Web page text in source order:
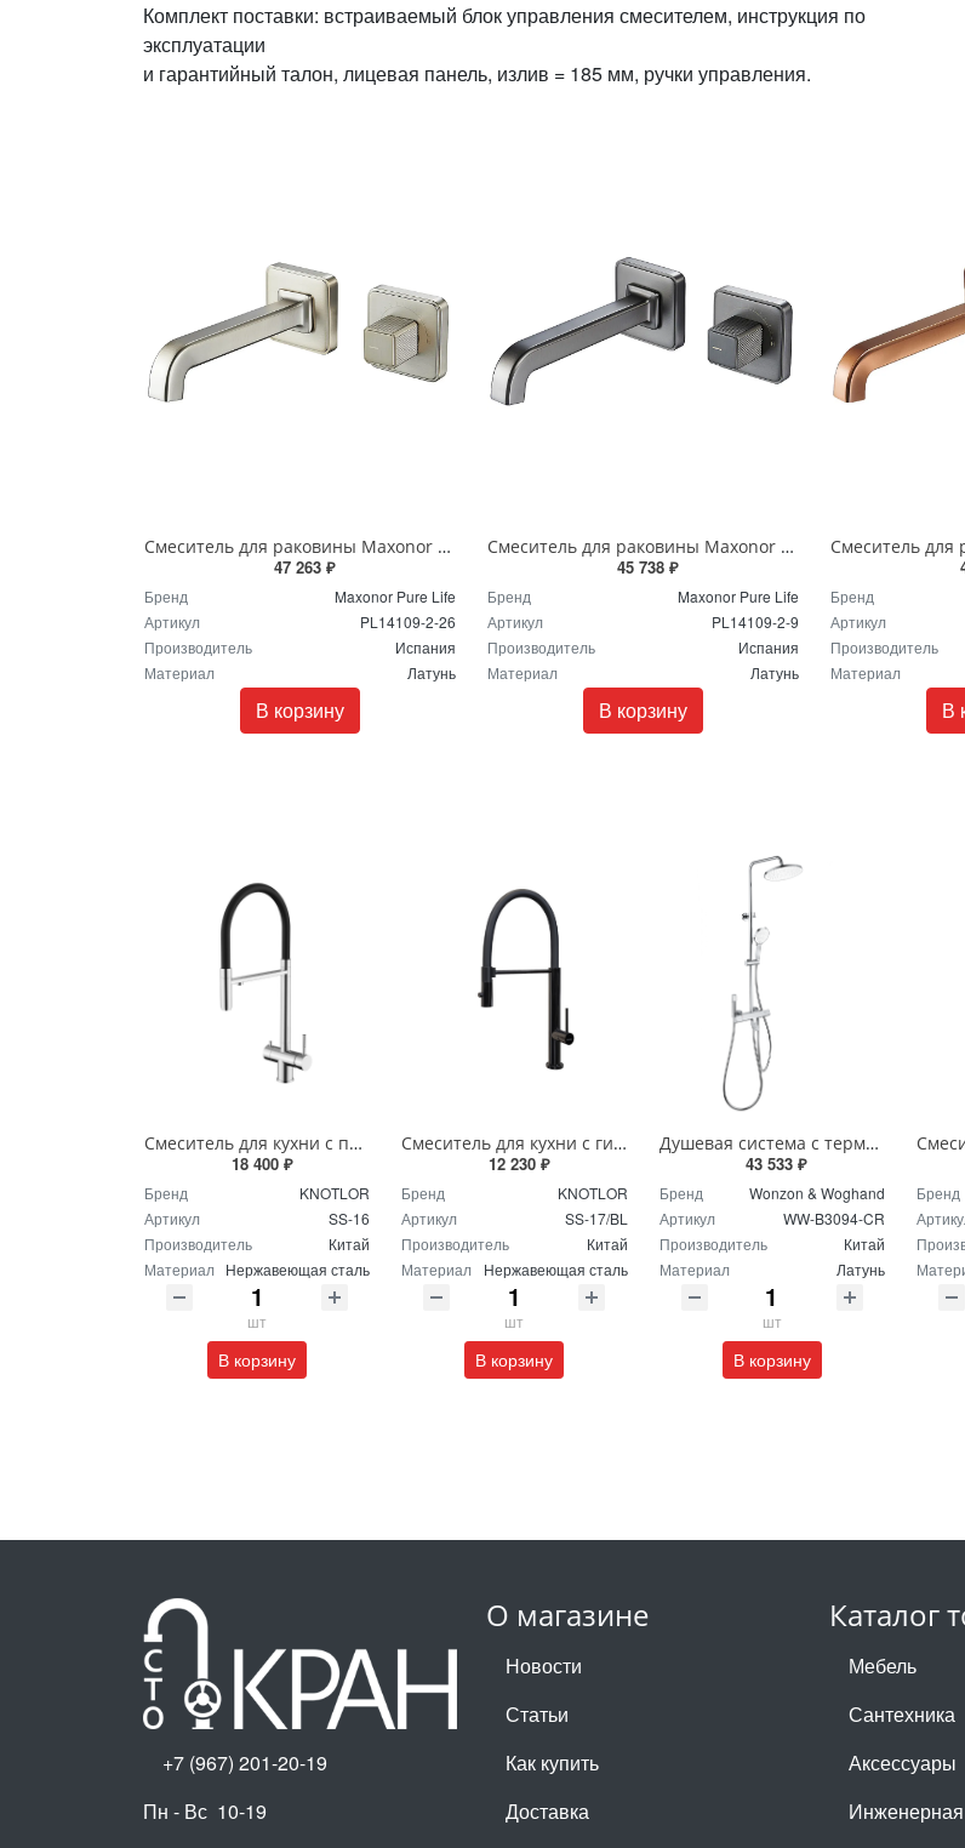
Комплект поставки: встраиваемый блок управления смесителем, инструкция по
эксплуатации
и гарантийный талон, лицевая панель, излив = 185 мм, ручки управления.
Смеситель для раковины Maxonor PURE LIFE ABSOLUTE PL14109-2-26 шампань
47 263 ₽
Бренд
Maxonor Pure Life
Артикул
PL14109-2-26
Производитель
Испания
Материал
Латунь
В корзину
Смеситель для раковины Maxonor PURE LIFE ABSOLUTE PL14109-2-9 графит матовый
45 738 ₽
Бренд
Maxonor Pure Life
Артикул
PL14109-2-9
Производитель
Испания
Материал
Латунь
В корзину
Бренд
Артикул
Производитель
Материал
В
Смеситель для кухни с подключением фильтра Knotlor INFINITY SS-16 сатин
18 400 ₽
Бренд
KNOTLOR
Артикул
SS-16
Производитель
Китай
Материал Нержавеющая сталь
шт
В корзину
Смеситель для кухни с гибким изливом и режимом душ Knotlor БЕСКОНЕЧНОСТЬ SS-17/BL черный
12 230 ₽
Бренд
KNOTLOR
Артикул
SS-17/BL
Производитель
Китай
Материал
Нержавеющая сталь
шт
В корзину
Душевая система с термостатом Wonzon & Woghand The ONE WW-B3094-CR хром
43 533 ₽
Бренд
Wonzon & Woghand
Артикул
WW-B3094-CR
Производитель
Китай
Материал
Латунь
шт
В корзину
Бренд
О магазине
Новости
Статьи
Как купить
Доставка
Каталог
Мебель
Сантехника
Аксессуары
Инженерная
+7 (967) 201-20-19
Пн - Вс 10-19